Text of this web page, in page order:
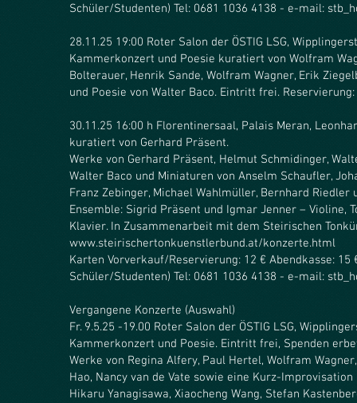
Schüler/Studenten) Tel: 0681 1036 4138 - e-mail:
28.11.25 19:00 Roter Salon der ÖSTIG LSG,
Kammerkonzert und Poesie kuratiert von Wolfram
Bolterauer, Henrik Sande, Wolfram Wagner, Erik
und Poesie von Walter Baco. Eintritt frei.
30.11.25 16:00 h Florentinersaal, Palais Meran,
kuratiert von Gerhard Präsent.
Werke von Gerhard Präsent, Helmut Schmidinger,
Walter Baco und Miniaturen von Anselm Schaufler,
Franz Zebinger, Michael Wahlmüller, Bernhard
Ensemble: Sigrid Präsent und Igmar Jenner – Violine,
Klavier. In Zusammenarbeit mit dem Steirischen
www.steirischertonkuenstlerbund.at/konzerte.html
Karten Vorverkauf/Reservierung: 12 € Abendkasse:
Schüler/Studenten) Tel: 0681 1036 4138 - e-mail:
Vergangene Konzerte (Auswahl)
Fr. 9.5.25 -19.00 Roter Salon der ÖSTIG LSG,
Kammerkonzert und Poesie. Eintritt frei, Spenden
Werke von Regina Alfery, Paul Hertel, Wolfram
Hao, Nancy van de Vate sowie eine Kurz-
Hikaru Yanagisawa, Xiaocheng Wang, Stefan